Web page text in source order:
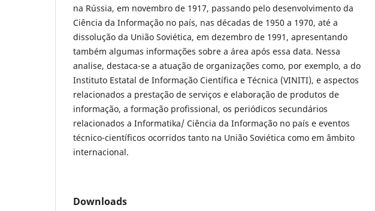
na Rússia, em novembro de 1917, passando pelo desenvolvimento da
Ciência da Informação no país, nas décadas de 1950 a 1970, até a
dissolução da União Soviética, em dezembro de 1991, apresentando
também algumas informações sobre a área após essa data. Nessa
analise, destaca-se a atuação de organizações como, por exemplo, a do
Instituto Estatal de Informação Científica e Técnica (VINITI), e aspectos
relacionados a prestação de serviços e elaboração de produtos de
informação, a formação profissional, os periódicos secundários
relacionados a Informatika/ Ciência da Informação no país e eventos
técnico-científicos ocorridos tanto na União Soviética como em âmbito
internacional.
Downloads